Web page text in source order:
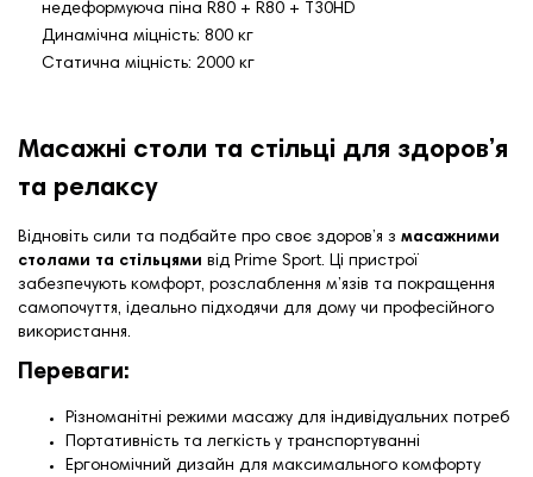
недеформуюча піна R80 + R80 + T30HD
Динамічна міцність: 800 кг
Статична міцність: 2000 кг
Масажні столи та стільці для здоров’я
та релаксу
Відновіть сили та подбайте про своє здоров’я з масажними
столами та стільцями від Prime Sport. Ці пристрої
забезпечують комфорт, розслаблення м’язів та покращення
самопочуття, ідеально підходячи для дому чи професійного
використання.
Переваги:
Різноманітні режими масажу для індивідуальних потреб
Портативність та легкість у транспортуванні
Ергономічний дизайн для максимального комфорту